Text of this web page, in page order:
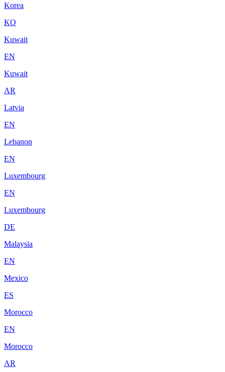
Korea
KO
Kuwait
EN
Kuwait
AR
Latvia
EN
Lebanon
EN
Luxembourg
EN
Luxembourg
DE
Malaysia
EN
Mexico
ES
Morocco
EN
Morocco
AR